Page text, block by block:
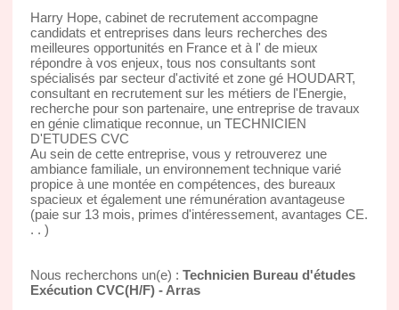
Harry Hope, cabinet de recrutement accompagne
candidats et entreprises dans leurs recherches des
meilleures opportunités en France et à l' de mieux
répondre à vos enjeux, tous nos consultants sont
spécialisés par secteur d'activité et zone gé HOUDART,
consultant en recrutement sur les métiers de l'Energie,
recherche pour son partenaire, une entreprise de travaux
en génie climatique reconnue, un TECHNICIEN
D'ETUDES CVC
Au sein de cette entreprise, vous y retrouverez une
ambiance familiale, un environnement technique varié
propice à une montée en compétences, des bureaux
spacieux et également une rémunération avantageuse
(paie sur 13 mois, primes d'intéressement, avantages CE.
. . )
Nous recherchons un(e) : Technicien Bureau d'études
Exécution CVC(H/F) - Arras